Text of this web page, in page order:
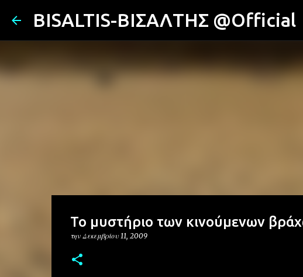
BISALTIS-ΒΙΣΑΛΤΗΣ @Official
Το μυστήριο των κινούμενων
την Δεκεμβρίου 11, 2009